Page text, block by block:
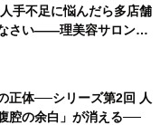
手不足に悩んだら多店舗
さい――理美容サロン
」の教科書』2026年8月
売
正体──シリーズ第2回 人
腔の余白」が消える──